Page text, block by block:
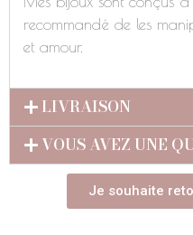
recommandé de les
et amour.
LIVRAISON
VOUS AVEZ UNE
Je souhaite